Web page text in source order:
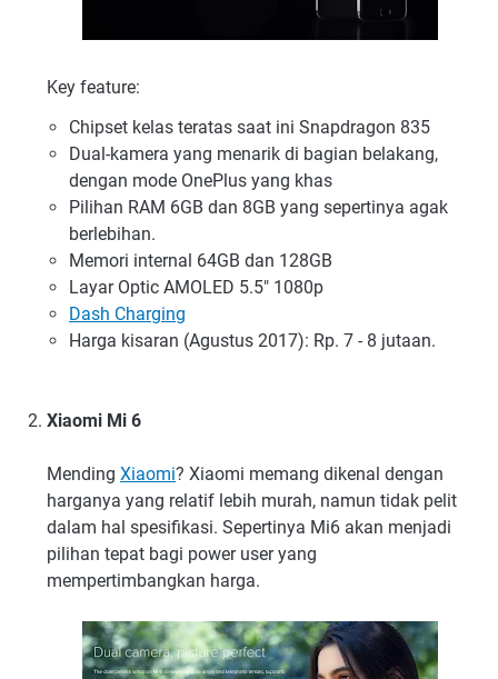
Key feature:
Chipset kelas teratas saat ini Snapdragon 835
Dual-kamera yang menarik di bagian belakang,
dengan mode OnePlus yang khas
Pilihan RAM 6GB dan 8GB yang sepertinya agak
berlebihan.
Memori internal 64GB dan 128GB
Layar Optic AMOLED 5.5" 1080p
Dash Charging
Harga kisaran (Agustus 2017): Rp. 7 - 8 jutaan.
Xiaomi Mi 6
Mending Xiaomi? Xiaomi memang dikenal dengan
harganya yang relatif lebih murah, namun tidak pelit
dalam hal spesifikasi. Sepertinya Mi6 akan menjadi
pilihan tepat bagi power user yang
mempertimbangkan harga.